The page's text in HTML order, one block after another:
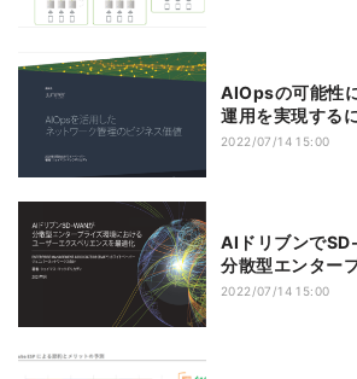
AIOpsの可能性
運用を実現する
2022/07/14 15:00
AIドリブンで
分散型エンター
を効率化するには
2022/07/14 15:00